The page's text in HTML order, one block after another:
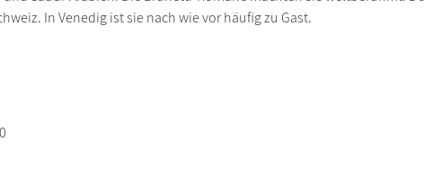
In Venedig ist sie nach wie vor häufig zu Gast.